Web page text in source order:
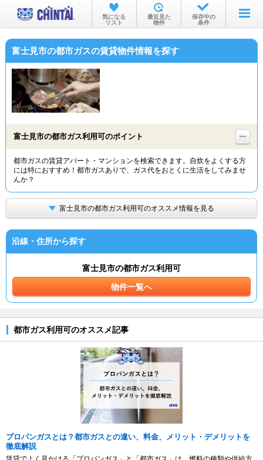
お部屋を探す
沿線・駅から
物件特集から
TOP
気になる
リスト
最近見た
物件
保存中の
条件
富士見市の都市ガスの賃貸物件情報を探す
富士見市の都市ガス利用可のポイント
都市ガスの賃貸アパート・マンションを検索できます。自炊をよくする方
には特におすすめ！都市ガスありで、ガス代をおとくに生活をしてみませ
んか？
富士見市の都市ガス利用可のオススメ情報を見る
沿線・住所から探す
富士見市の都市ガス利用可
物件一覧へ
都市ガス利用可のオススメ記事
プロパンガスとは？都市ガスとの違い、料金、メリット・デメリットを
徹底解説